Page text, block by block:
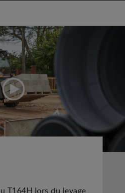
T164H lors du levage